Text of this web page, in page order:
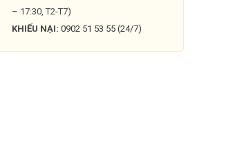
– 17:30, T2-T7)
KHIẾU NẠI: 0902 51 53 55 (24/7)